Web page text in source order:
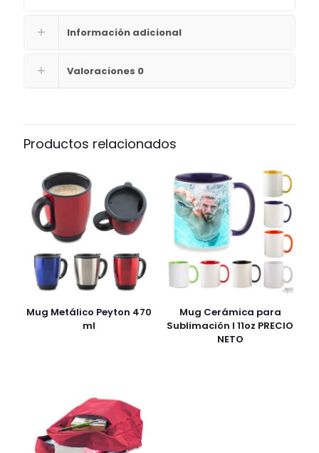
Información adicional
Valoraciones 0
Productos relacionados
Mug Metálico Peyton 470
ml
Mug Cerámica para
Sublimación I 11oz PRECIO
NETO